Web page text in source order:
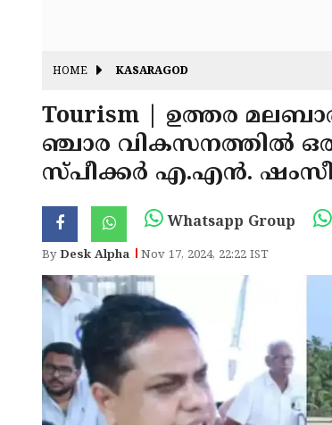
HOME KASARAGOD
Tourism | ഉത്തര
ഞ്ചാര വികസനത്തിൽ ഒരു
സ്പീക്കർ എ.എൻ.
Whatsapp Group
ByDesk Alpha Nov 17, 2024, 22:22 IST